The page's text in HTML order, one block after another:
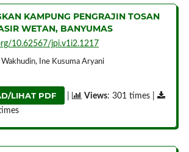
KAMPUNG PENGRAJIN TOSAN
WETAN, BANYUMAS
10.62567/jpi.v1i2.1217
Wakhudin, Ine Kusuma Aryani
LIHAT PDF Views: 301 times |